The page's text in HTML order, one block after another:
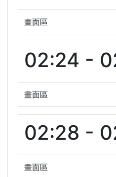
畫面區
02:24 -
畫面區
02:28 -
畫面區